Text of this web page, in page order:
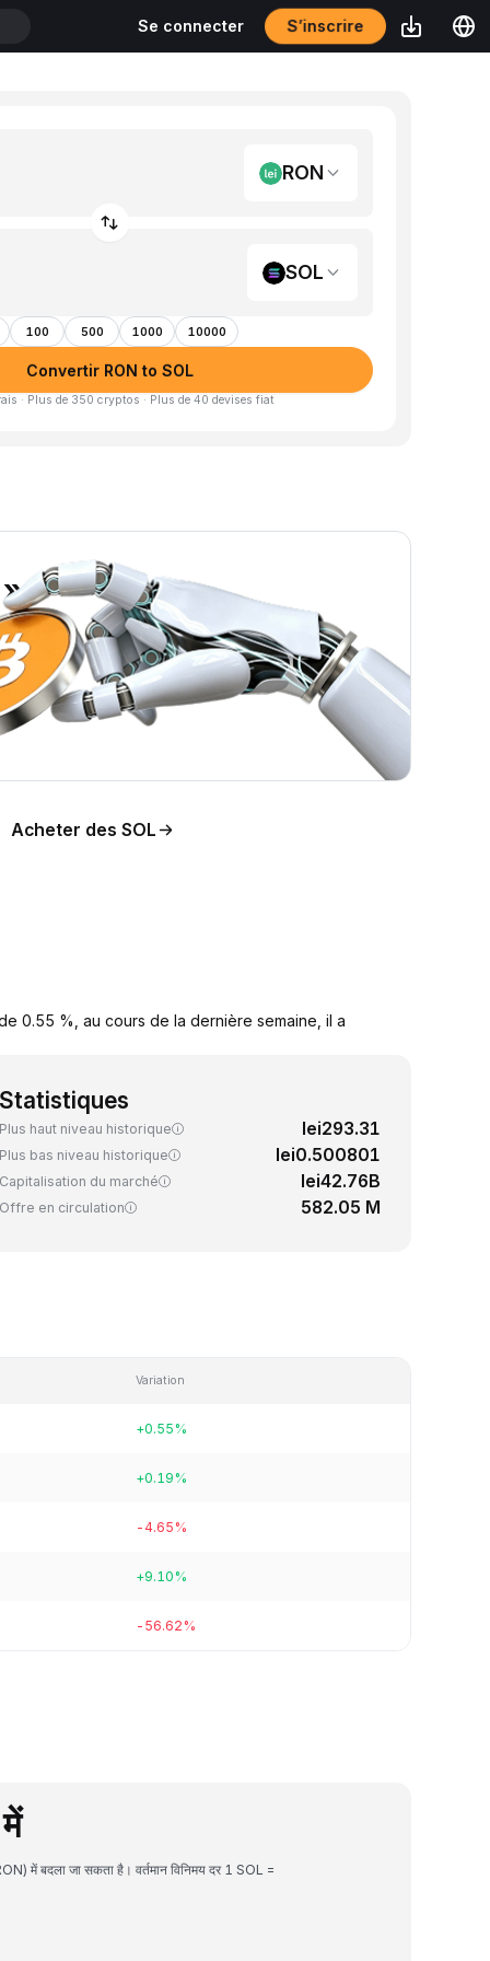
Se connecter S’inscrire
RON
SOL
100 500 1000 10000
Convertir RON to SOL
· Plus de 350 cryptos · Plus de 40 devises fiat
Acheter des SOL
0.55 %, au cours de la dernière semaine, il a
Statistiques
Plus haut niveau historique lei293.31
Plus bas niveau historique lei0.500801
Capitalisation du marché lei42.76B
Offre en circulation 582.05 M
Variation
+0.55%
+0.19%
-4.65%
+9.10%
-56.62%
में बदला जा सकता है। वर्तमान विनिमय दर 1 SOL =